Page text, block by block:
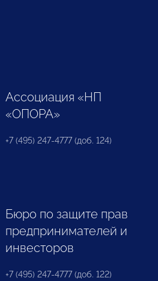
Ассоциация «НП
«ОПОРА»
+7 (495) 247-4777 (доб. 124)
Бюро по защите прав
предпринимателей и
инвесторов
+7 (495) 247-4777 (доб. 122)